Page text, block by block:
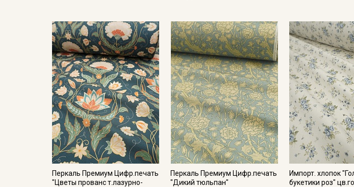
Перкаль Премиум Цифр.печать
"Цветы прованс т.лазурно-
Перкаль Премиум Цифр.печать
"Дикий тюльпан"
Импорт. хлопок
букетики роз"